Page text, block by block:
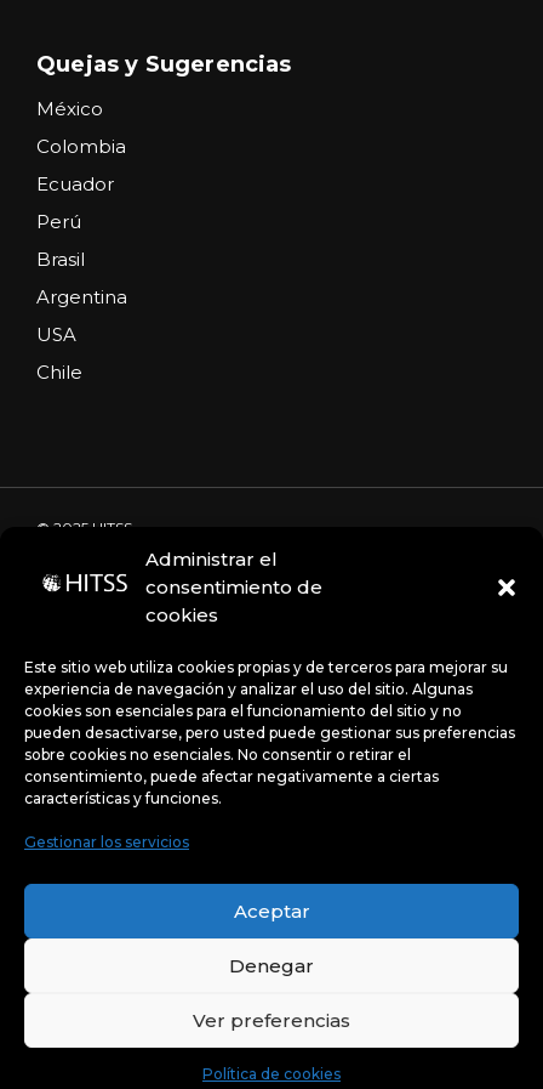
Administrar el
consentimiento de
cookies
Este sitio web utiliza cookies propias y de terceros para mejorar su
experiencia de navegación y analizar el uso del sitio. Algunas
cookies son esenciales para el funcionamiento del sitio y no
pueden desactivarse, pero usted puede gestionar sus preferencias
sobre cookies no esenciales. No consentir o retirar el
consentimiento, puede afectar negativamente a ciertas
características y funciones.
Gestionar los servicios
Aceptar
Denegar
Ver preferencias
Política de cookies
Quejas y Sugerencias
México
Colombia
Ecuador
Perú
Brasil
Argentina
USA
Chile
© 2025 HITSS
Código de Ética
Avisos de privacidad
Políticas
Uso de Cookies:Este sitio web utiliza cookies propias y
analizar el uso del sitio. Algunas cookies son esenciales
cookies no esenciales.